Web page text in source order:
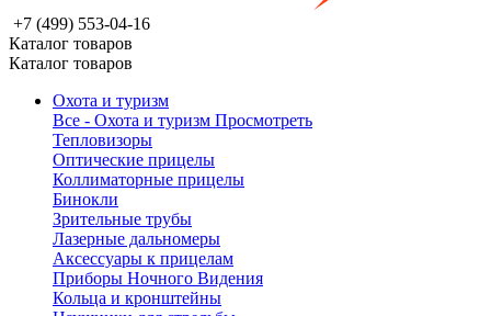
+7 (499) 553-04-16
Каталог товаров
Каталог товаров
Охота и туризм
Все - Охота и туризм Просмотреть
Тепловизоры
Оптические прицелы
Коллиматорные прицелы
Бинокли
Зрительные трубы
Лазерные дальномеры
Аксессуары к прицелам
Приборы Ночного Видения
Кольца и кронштейны